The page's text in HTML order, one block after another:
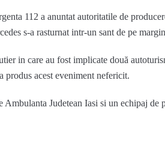
112 a anuntat autoritatile de
s-a rasturnat intr-un sant de pe
in care au fost implicate două
acest eveniment nefericit.
Judetean Iasi si un echipaj de